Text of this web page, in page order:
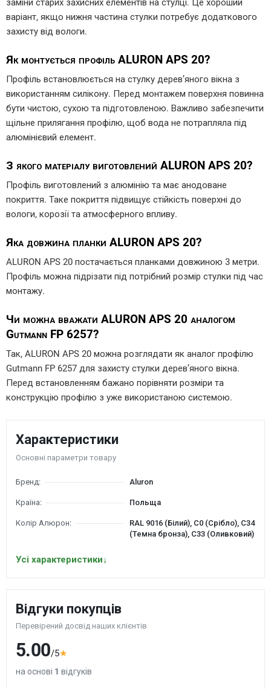
заміни старих захисних елементів на стулці. Це хороший
варіант, якщо нижня частина стулки потребує додаткового
захисту від вологи.
Як монтується профіль ALURON APS 20?
Профіль встановлюється на стулку дерев’яного вікна з
використанням силікону. Перед монтажем поверхня повинна
бути чистою, сухою та підготовленою. Важливо забезпечити
щільне прилягання профілю, щоб вода не потрапляла під
алюмінієвий елемент.
З якого матеріалу виготовлений ALURON APS 20?
Профіль виготовлений з алюмінію та має анодоване
покриття. Таке покриття підвищує стійкість поверхні до
вологи, корозії та атмосферного впливу.
Яка довжина планки ALURON APS 20?
ALURON APS 20 постачається планками довжиною 3 метри.
Профіль можна підрізати під потрібний розмір стулки під час
монтажу.
Чи можна вважати ALURON APS 20 аналогом
Gutmann FP 6257?
Так, ALURON APS 20 можна розглядати як аналог профілю
Gutmann FP 6257 для захисту стулки дерев’яного вікна.
Перед встановленням бажано порівняти розміри та
конструкцію профілю з уже використаною системою.
Характеристики
Основні параметри товару
Бренд: Aluron
Країна: Польща
Колір Алюрон:
RAL 9016 (Білий), С0 (Срібло), С34
(Темна бронза), C33 (Оливковий)
Усі характеристики↓
Відгуки покупців
Перевірений досвід наших клієнтів
5.00/5★
на основі 1 відгуків